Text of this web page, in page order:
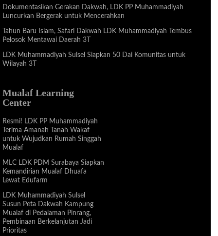
Dokumentasikan Gerakan Dakwah, LDK PP Muhammadiyah
Luncurkan Bergerak untuk Mencerahkan
Tahun Baru Islam, Safari Dakwah LDK Muhammadiyah Tembus
Pelosok Mentawai Daerah 3T
LDK Muhammadiyah Sulsel Siapkan 50 Dai Komunitas untuk
Wilayah 3T
Mualaf Learning
Center
Resmi! LDK PP Muhammadiyah
Terima Amanah Tanah Wakaf
untuk Wujudkan Rumah Singgah
Mualaf
MLC LDK PDM Surabaya Siapkan
Kemandirian Mualaf Dhuafa
Lewat Edufarm
LDK Muhammadiyah Sulsel
Susun Peta Dakwah Kampung
Mualaf di Pedalaman Pinrang,
Pembinaan Berkelanjutan Jadi
Prioritas